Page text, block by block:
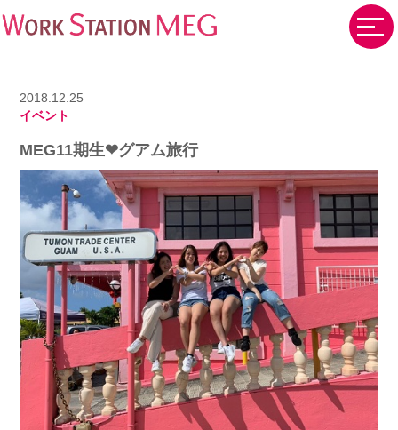
2018.12.25
イベント
MEG11期生❤グアム旅行